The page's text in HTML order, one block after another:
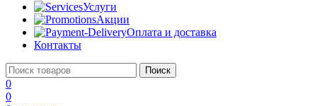
Услуги
Акции
Оплата и доставка
Контакты
Поиск
0
0